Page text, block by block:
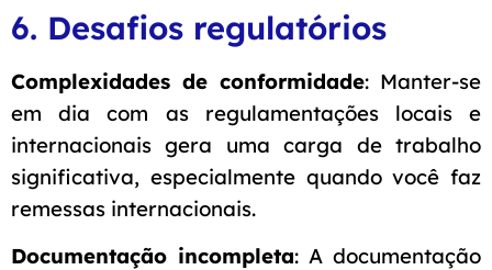
6. Desafios regulatórios
Complexidades de conformidade: Manter-se
em dia com as regulamentações locais e
internacionais gera uma carga de trabalho
significativa, especialmente quando você faz
remessas internacionais.
Documentação incompleta: A documentação